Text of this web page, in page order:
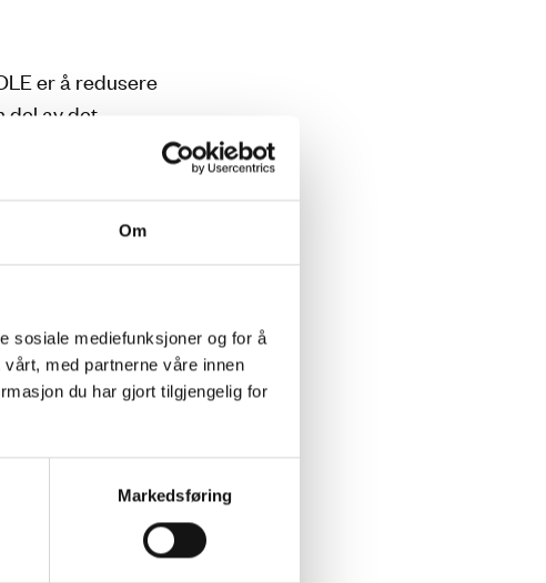
Om
sosiale mediefunksjoner og for å
med partnerne våre innen
du har gjort tilgjengelig for
Markedsføring
er å redusere
del av det
annet boliger.
av 5 stk.
når du er